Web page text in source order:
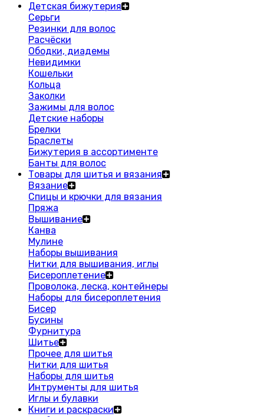
Детская бижутерия
Серьги
Резинки для волос
Расчёски
Ободки, диадемы
Невидимки
Кошельки
Кольца
Заколки
Зажимы для волос
Детские наборы
Брелки
Браслеты
Бижутерия в ассортименте
Банты для волос
Товары для шитья и вязания
Вязание
Спицы и крючки для вязания
Пряжа
Вышивание
Канва
Мулине
Наборы вышивания
Нитки для вышивания, иглы
Бисероплетение
Проволока, леска, контейнеры
Наборы для бисероплетения
Бисер
Бусины
Фурнитура
Шитье
Прочее для шитья
Нитки для шитья
Наборы для шитья
Интрументы для шитья
Иглы и булавки
Книги и раскраски